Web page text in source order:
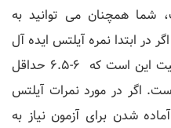
شما همچنان می توانید به
در ابتدا نمره آیلتس ایده آل
برای کانادا را نداشته باشید. واقعیت این است که 6-6.5 حداقل
اگر در مورد نمرات آیلتس
شدن برای آزمون نیاز به